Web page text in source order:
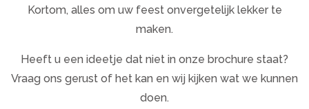
Kortom, alles om uw feest onvergetelijk lekker te
maken.
Heeft u een ideetje dat niet in onze brochure staat?
Vraag ons gerust of het kan en wij kijken wat we kunnen
doen.